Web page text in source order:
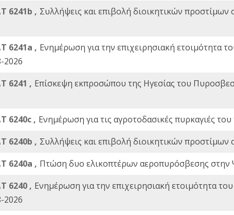
6241b , Συλλήψεις και επιβολή διοικητικών
6241a , Ενημέρωση για την επιχειρησιακή
2026
6241 , Επίσκεψη εκπροσώπου της Ηγεσίας του
6240c , Ενημέρωση για τις αγροτοδασικές πυρκαγιές
6240b , Συλλήψεις και επιβολή διοικητικών
6240a , Πτώση δυο ελικοπτέρων αεροπυρόσβεσης στην
6240 , Ενημέρωση για την επιχειρησιακή ετοιμότητα
2026